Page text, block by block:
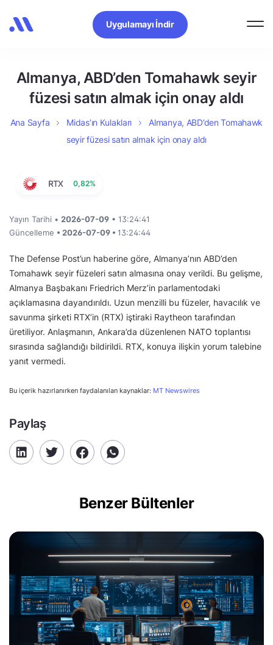
Uygulamayı İndir
Almanya, ABD’den Tomahawk seyir
füzesi satın almak için onay aldı
Ana Sayfa Midas’ın Kulakları
Almanya, ABD’den Tomahawk
seyir füzesi satın almak için onay aldı
RTX 0,82%
Yayın Tarihi • 2026-07-09 • 13:24:41
Güncelleme • 2026-07-09 • 13:24:44
The Defense Post’un haberine göre, Almanya’nın ABD’den
Tomahawk seyir füzeleri satın almasına onay verildi. Bu gelişme,
Almanya Başbakanı Friedrich Merz’in parlamentodaki
açıklamasına dayandırıldı. Uzun menzilli bu füzeler, havacılık ve
savunma şirketi RTX’in (RTX) iştiraki Raytheon tarafından
üretiliyor. Anlaşmanın, Ankara’da düzenlenen NATO toplantısı
sırasında sağlandığı bildirildi. RTX, konuya ilişkin yorum talebine
yanıt vermedi.
Bu içerik hazırlanırken faydalanılan kaynaklar: MT Newswires
Paylaş
Benzer Bültenler